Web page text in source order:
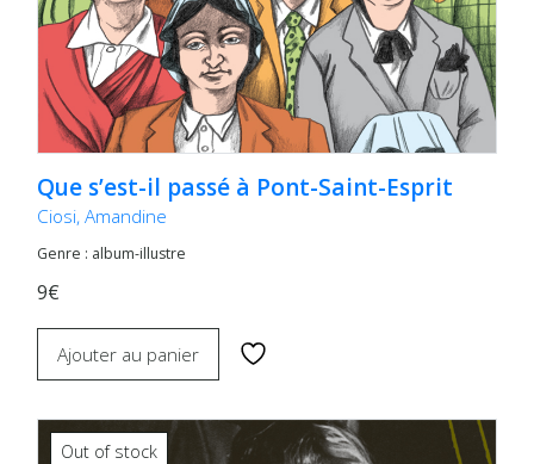
Que s’est-il passé à Pont-Saint-Esprit
Ciosi, Amandine
Genre : album-illustre
9€
Ajouter au panier
Out of stock